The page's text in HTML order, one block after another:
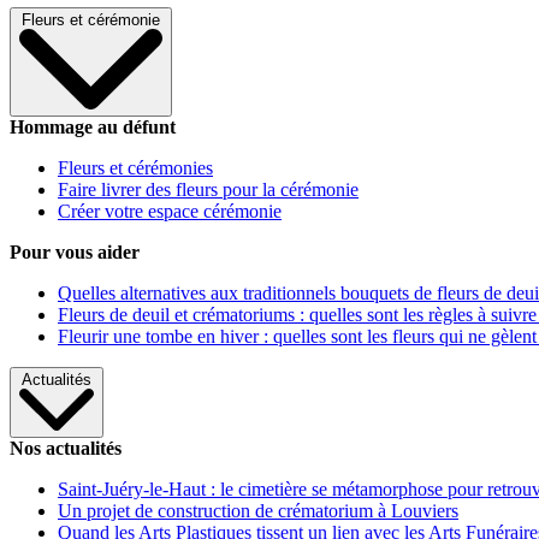
Fleurs et cérémonie
Hommage au défunt
Fleurs et cérémonies
Faire livrer des fleurs pour la cérémonie
Créer votre espace cérémonie
Pour vous aider
Quelles alternatives aux traditionnels bouquets de fleurs de
Fleurs de deuil et crématoriums : quelles sont les règles à
Fleurir une tombe en hiver : quelles sont les fleurs qui ne gèlent
Actualités
Nos actualités
Saint-Juéry-le-Haut : le cimetière se métamorphose pour
Un projet de construction de crématorium à Louviers
Quand les Arts Plastiques tissent un lien avec les Arts